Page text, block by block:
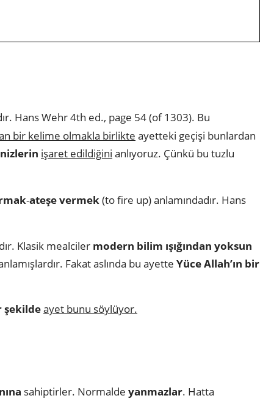
Hans Wehr 4th ed., page 54 (of 1303). Bu
bir kelime olmakla birlikte ayetteki geçişi bunlardan
işaret edildiğini anlıyoruz. Çünkü bu tuzlu
-ateşevermek(to fire up) anlamındadır. Hans
Klasik mealciler modern bilim ışığından yoksun
Fakat aslında bu ayette Yüce Allah’ın bir
şekildeayet bunu söylüyor.
sahiptirler. Normalde yanmazlar. Hatta